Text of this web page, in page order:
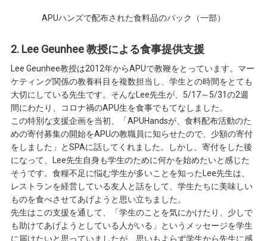
APUハンズで配布された食料品のパック（一部）
2. Lee Geunhee 教授による食事提供支援
Lee Geunhee教授は2012年からAPUで教鞭をとっています。マー
ケティング関係の教養科目を複数担当し、学生との時間をとても
大切にしている先生です。そんなLee先生が、5/17～5/31の2週
間にわたり、コロナ禍のAPU生を食事でもてなしました。
この特別な支援企画を当初、「APUHandsが、食料配布活動のた
めの寄付募集の開始をAPUの教職員に知らせたので、少額の寄付
をしました」とSPAに話してくれました。しかし、寄付をした後
になって、Lee先生自身も学生のために何かを始めたいと感じた
そうです。食糧不足に悩む学生が多いことを知ったLee先生は、
レストランを経営している友人と話をして、学生たちに美味しい
ものを食べさせてあげようと思い立ちました。
先生はこの支援を通して、「学生のことを気にかけたり、少しで
も助けてあげようとしている人がいる」というメッセージを学生
に届けたいと思っていましたが、思いもよらず学生から先生に感